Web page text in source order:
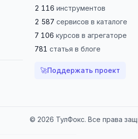
2 116 инструментов
2 587 сервисов в каталоге
7 106 курсов в агрегаторе
781 статья в блоге
🚀Поддержать проект
© 2026 ТулФокс. Все права